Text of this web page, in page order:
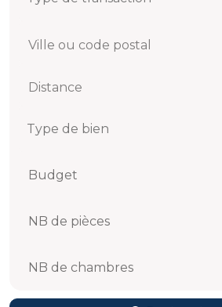
Ville ou code postal
Distance
Budget
NB de pièces
NB de chambres